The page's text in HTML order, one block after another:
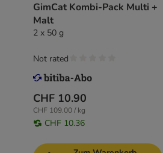
GimCat Kombi-Pack Multi +
Malt
2 x 50 g
CHF 10.90
CHF 109.00 / kg
CHF 10.36
Not rated